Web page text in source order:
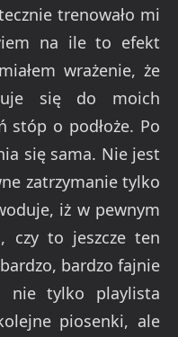
trenowało mi
na ile to efekt
wrażenie, że
się do moich
stóp o podłoże. Po
się sama. Nie jest
zatrzymanie tylko
iż w pewnym
czy to jeszcze ten
bardzo fajnie
nie tylko playlista
piosenki, ale